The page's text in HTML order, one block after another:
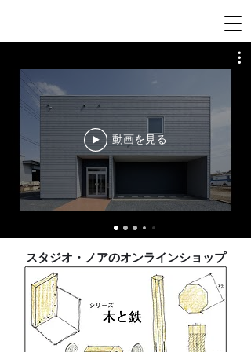
動画を見る
スタジオ・ノアのオンラインショップ